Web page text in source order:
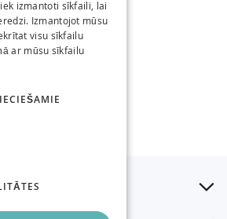
Sākot no 0,46 €
/gab
ENGLISH
izmantoti sīkfaili, lai
Izmantojot mūsu
visu sīkfailu
ar mūsu sīkfailu